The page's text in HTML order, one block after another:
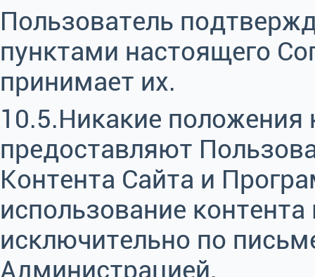
Пользователь
пунктами настоящего
принимает их.
10.5.Никакие положения
предоставляют
Контента Сайта и
использование
исключительно по
Администрацией.